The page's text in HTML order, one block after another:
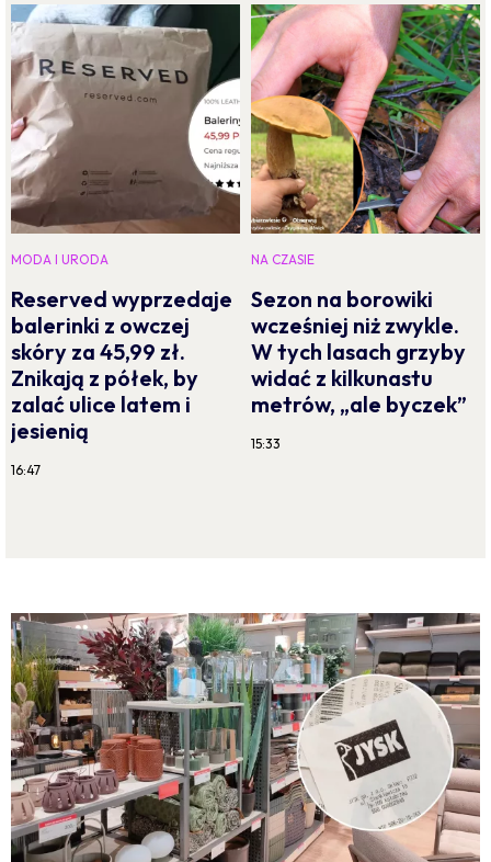
MODA I URODA
Reserved wyprzedaje
balerinki z owczej
skóry za 45,99 zł.
Znikają z półek, by
zalać ulice latem i
jesienią
16:47
NA CZASIE
Sezon na borowiki
wcześniej niż zwykle.
W tych lasach grzyby
widać z kilkunastu
metrów, „ale byczek”
15:33